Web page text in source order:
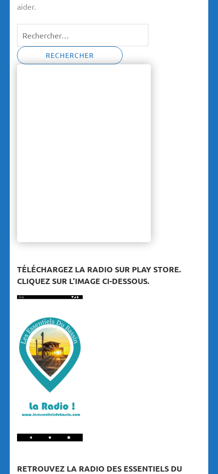
aider.
TÉLÉCHARGEZ LA RADIO SUR PLAY STORE.
CLIQUEZ SUR L’IMAGE CI-DESSOUS.
RETROUVEZ LA RADIO DES ESSENTIELS DU